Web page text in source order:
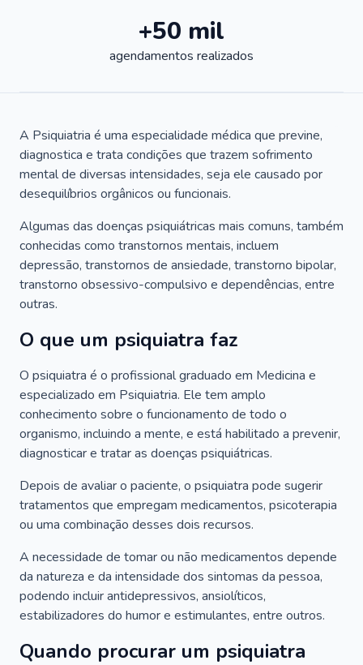
+50 mil
agendamentos realizados
A Psiquiatria é uma especialidade médica que previne,
diagnostica e trata condições que trazem sofrimento
mental de diversas intensidades, seja ele causado por
desequilíbrios orgânicos ou funcionais.
Algumas das doenças psiquiátricas mais comuns, também
conhecidas como transtornos mentais, incluem
depressão, transtornos de ansiedade, transtorno bipolar,
transtorno obsessivo-compulsivo e dependências, entre
outras.
O que um psiquiatra faz
O psiquiatra é o profissional graduado em Medicina e
especializado em Psiquiatria. Ele tem amplo
conhecimento sobre o funcionamento de todo o
organismo, incluindo a mente, e está habilitado a prevenir,
diagnosticar e tratar as doenças psiquiátricas.
Depois de avaliar o paciente, o psiquiatra pode sugerir
tratamentos que empregam medicamentos, psicoterapia
ou uma combinação desses dois recursos.
A necessidade de tomar ou não medicamentos depende
da natureza e da intensidade dos sintomas da pessoa,
podendo incluir antidepressivos, ansiolíticos,
estabilizadores do humor e estimulantes, entre outros.
Quando procurar um psiquiatra